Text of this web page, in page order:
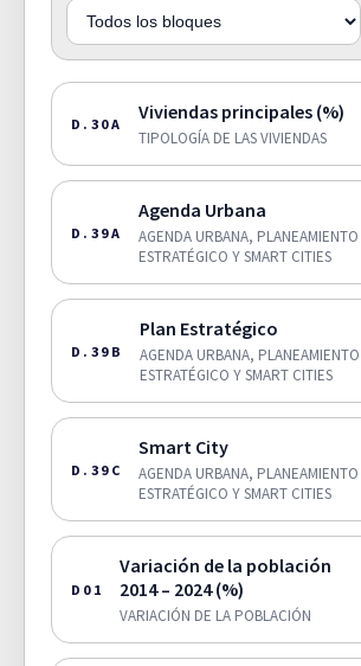
D.30A
Viviendas principales (%)
TIPOLOGÍA DE LAS VIVIENDAS
D.39A
Agenda Urbana
AGENDA URBANA, PLANEAMIENTO
ESTRATÉGICO Y SMART CITIES
D.39B
Plan Estratégico
AGENDA URBANA, PLANEAMIENTO
ESTRATÉGICO Y SMART CITIES
D.39C
Smart City
AGENDA URBANA, PLANEAMIENTO
ESTRATÉGICO Y SMART CITIES
D01
Variación de la población
2014 – 2024 (%)
VARIACIÓN DE LA POBLACIÓN